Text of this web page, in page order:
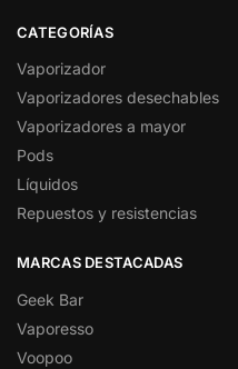
CATEGORÍAS
Vaporizador
Vaporizadores desechables
Vaporizadores a mayor
Pods
Líquidos
Repuestos y resistencias
MARCAS DESTACADAS
Geek Bar
Vaporesso
Voopoo